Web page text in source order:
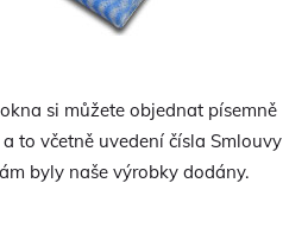
si můžete objednat písemně
a to včetně uvedení čísla Smlouvy
byly naše výrobky dodány.